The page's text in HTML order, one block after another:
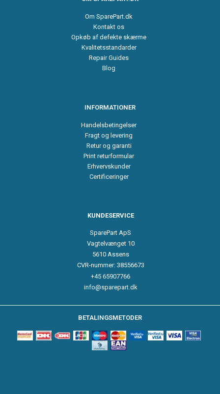
Om SparePart.dk
Kontakt os
Opkøb af defekte skærme
Kvalitetsstandarder
Repair Guides
Blog
INFORMATIONER
Handelsbetingelser
Fragt og levering
Retur og garanti
Print returformular
Erhvervskunder
Certificeringer
KUNDESERVICE
SparePart ApS
Vagtelvænget 10
5610 Assens
CVR-nummer: 38556673
+45 65907766
info@sparepart.dk
BETALINGSMETODER